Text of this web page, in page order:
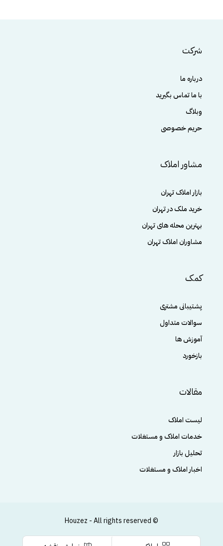
شرکت
درباره ما
با ما تماس بگیرید
وبلاگ
حریم خصوصی
مشاور املاک
بازار املاک تهران
خرید ملک در تهران
بهترین محله های تهران
مشاوران املاک تهران
کمک
پشتیبانی مشتری
سوالات متداول
آموزش ها
بازخورد
مقالات
لیست املاک
خدمات املاک و مستغلات
تحلیل بازار
اخبار املاک و مستغلات
© Houzez - All rights reserved